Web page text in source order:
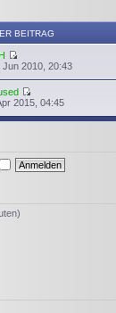
BEITRAG
Jun 2010, 20:43
2015, 04:45